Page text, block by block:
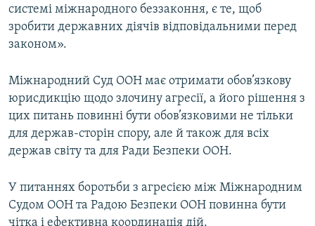
системі міжнародного беззаконня, є те, щоб
зробити державних діячів відповідальними перед
законом».
Міжнародний Суд ООН має отримати обов’язкову
юрисдикцію щодо злочину агресії, а його рішення з
цих питань повинні бути обов’язковими не тільки
для держав-сторін спору, але й також для всіх
держав світу та для Ради Безпеки ООН.
У питаннях боротьби з агресією між Міжнародним
Судом ООН та Радою Безпеки ООН повинна бути
чітка і ефективна координація дій.